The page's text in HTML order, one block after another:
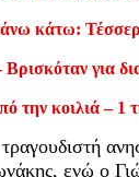
κάτω:
για
την κοιλιά – 1
τραγουδιστή
ενώ ο